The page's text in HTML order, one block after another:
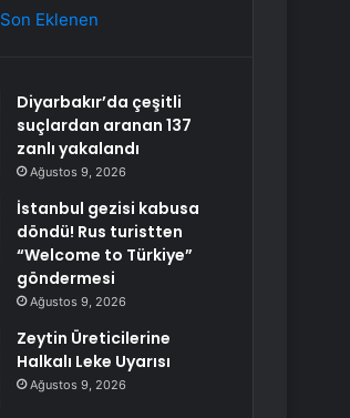
Son Eklenen
Diyarbakır’da çeşitli
suçlardan aranan 137
zanlı yakalandı
Ağustos 9, 2026
İstanbul gezisi kabusa
döndü! Rus turistten
“Welcome to Türkiye”
göndermesi
Ağustos 9, 2026
Zeytin Üreticilerine
Halkalı Leke Uyarısı
Ağustos 9, 2026